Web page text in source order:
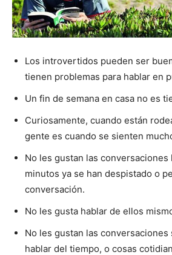
Los introvertidos pueden ser
tienen problemas para hablar en
Un fin de semana en casa no es
Curiosamente, cuando están
gente es cuando se sienten
No les gustan las conversaciones
minutos ya se han despistado o
conversación.
No les gusta hablar de ellos
No les gustan las
hablar del tiempo, o cosas